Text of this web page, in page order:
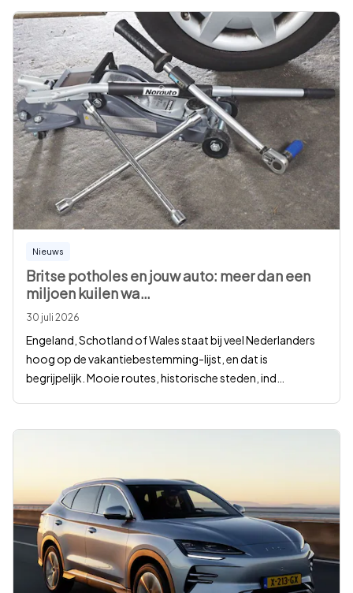
Nieuws
Britse potholes en jouw auto: meer dan een
miljoen kuilen wa…
30 juli 2026
Engeland, Schotland of Wales staat bij veel Nederlanders
hoog op de vakantiebestemming-lijst, en dat is
begrijpelijk. Mooie routes, historische steden, ind